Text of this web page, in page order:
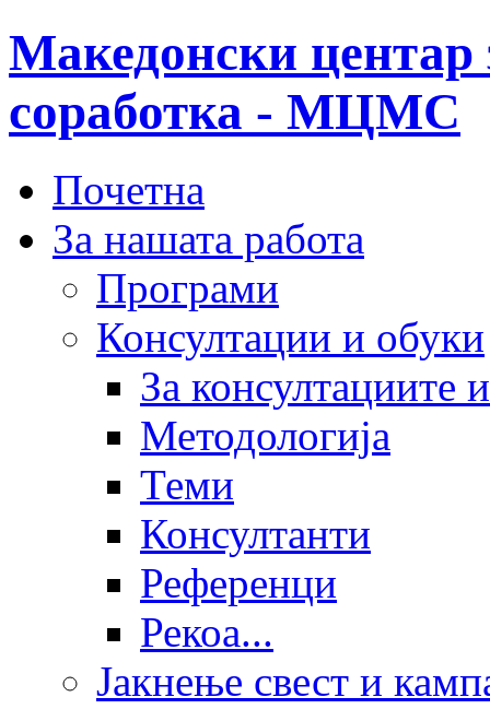
Македонски центар
соработка - МЦМС
Почетна
За нашата работа
Програми
Консултации и обуки
За консултациите
Методологија
Теми
Консултанти
Референци
Рекоа...
Јакнење свест и